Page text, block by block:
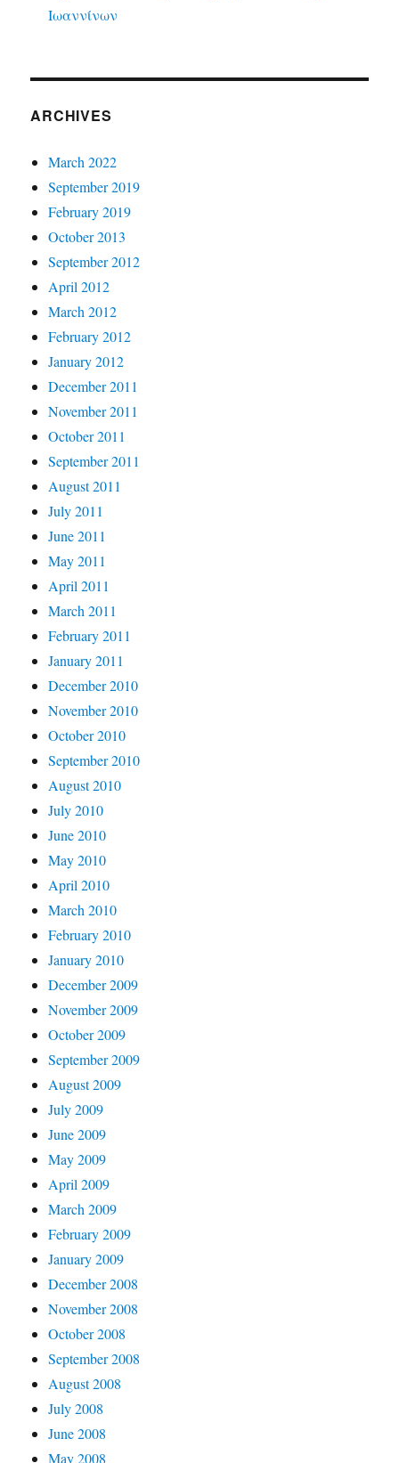
Ιωαννίνων
ARCHIVES
March 2022
September 2019
February 2019
October 2013
September 2012
April 2012
March 2012
February 2012
January 2012
December 2011
November 2011
October 2011
September 2011
August 2011
July 2011
June 2011
May 2011
April 2011
March 2011
February 2011
January 2011
December 2010
November 2010
October 2010
September 2010
August 2010
July 2010
June 2010
May 2010
April 2010
March 2010
February 2010
January 2010
December 2009
November 2009
October 2009
September 2009
August 2009
July 2009
June 2009
May 2009
April 2009
March 2009
February 2009
January 2009
December 2008
November 2008
October 2008
September 2008
August 2008
July 2008
June 2008
May 2008